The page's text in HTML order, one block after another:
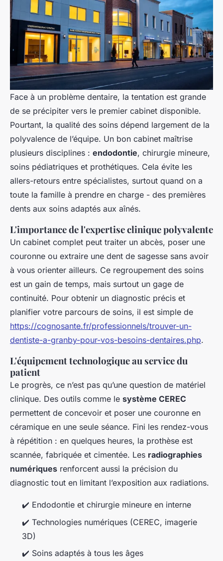
Face à un problème dentaire, la tentation est grande
de se précipiter vers le premier cabinet disponible.
Pourtant, la qualité des soins dépend largement de la
polyvalence de l’équipe. Un bon cabinet maîtrise
plusieurs disciplines : endodontie, chirurgie mineure,
soins pédiatriques et prothétiques. Cela évite les
allers-retours entre spécialistes, surtout quand on a
toute la famille à prendre en charge - des premières
dents aux soins adaptés aux aînés.
L'importance de l'expertise clinique polyvalente
Un cabinet complet peut traiter un abcès, poser une
couronne ou extraire une dent de sagesse sans avoir
à vous orienter ailleurs. Ce regroupement des soins
est un gain de temps, mais surtout un gage de
continuité. Pour obtenir un diagnostic précis et
planifier votre parcours de soins, il est simple de
https://cognosante.fr/professionnels/trouver-un-
dentiste-a-granby-pour-vos-besoins-dentaires.php.
L'équipement technologique au service du
patient
Le progrès, ce n’est pas qu’une question de matériel
clinique. Des outils comme le système CEREC
permettent de concevoir et poser une couronne en
céramique en une seule séance. Fini les rendez-vous
à répétition : en quelques heures, la prothèse est
scannée, fabriquée et cimentée. Les radiographies
numériques renforcent aussi la précision du
diagnostic tout en limitant l’exposition aux radiations.
✔️ Endodontie et chirurgie mineure en interne
✔️ Technologies numériques (CEREC, imagerie
3D)
✔️ Soins adaptés à tous les âges